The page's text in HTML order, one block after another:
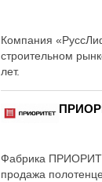
Компания
строительном
лет.
Фабрика
продажа